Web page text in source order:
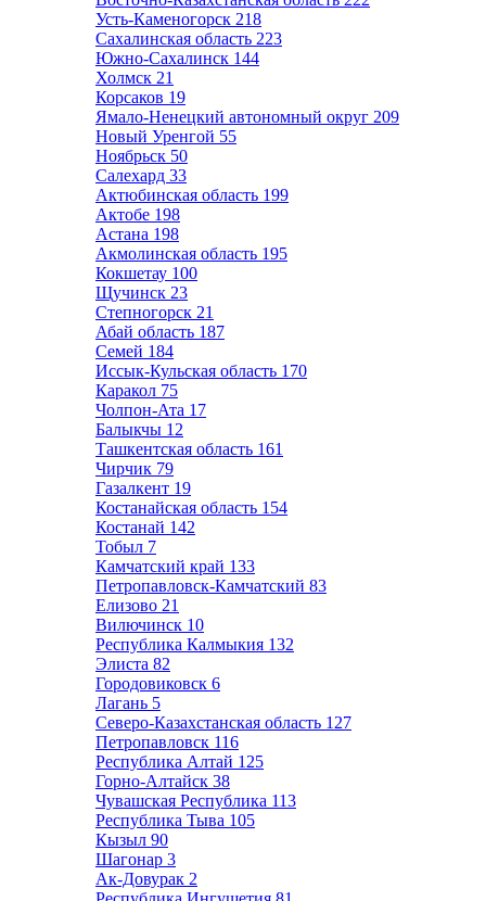
Усть-Каменогорск 218
Сахалинская область 223
Южно-Сахалинск 144
Холмск 21
Корсаков 19
Ямало-Ненецкий автономный округ 209
Новый Уренгой 55
Ноябрьск 50
Салехард 33
Актюбинская область 199
Актобе 198
Астана 198
Акмолинская область 195
Кокшетау 100
Щучинск 23
Степногорск 21
Абай область 187
Семей 184
Иссык-Кульская область 170
Каракол 75
Чолпон-Ата 17
Балыкчы 12
Ташкентская область 161
Чирчик 79
Газалкент 19
Костанайская область 154
Костанай 142
Тобыл 7
Камчатский край 133
Петропавловск-Камчатский 83
Елизово 21
Вилючинск 10
Республика Калмыкия 132
Элиста 82
Городовиковск 6
Лагань 5
Северо-Казахстанская область 127
Петропавловск 116
Республика Алтай 125
Горно-Алтайск 38
Чувашская Республика 113
Республика Тыва 105
Кызыл 90
Шагонар 3
Ак-Довурак 2